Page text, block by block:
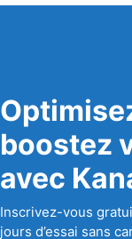
boostez
avec
Inscrivez-vous
jours d’essai sans